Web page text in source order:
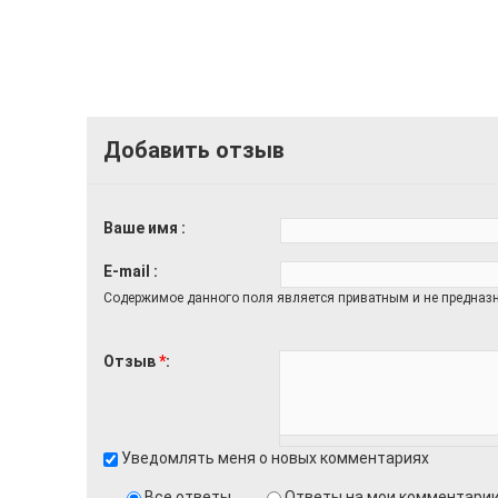
Добавить отзыв
Ваше имя
E-mail
Содержимое данного поля является приватным и не
Отзыв*
Уведомлять меня о новых комментариях